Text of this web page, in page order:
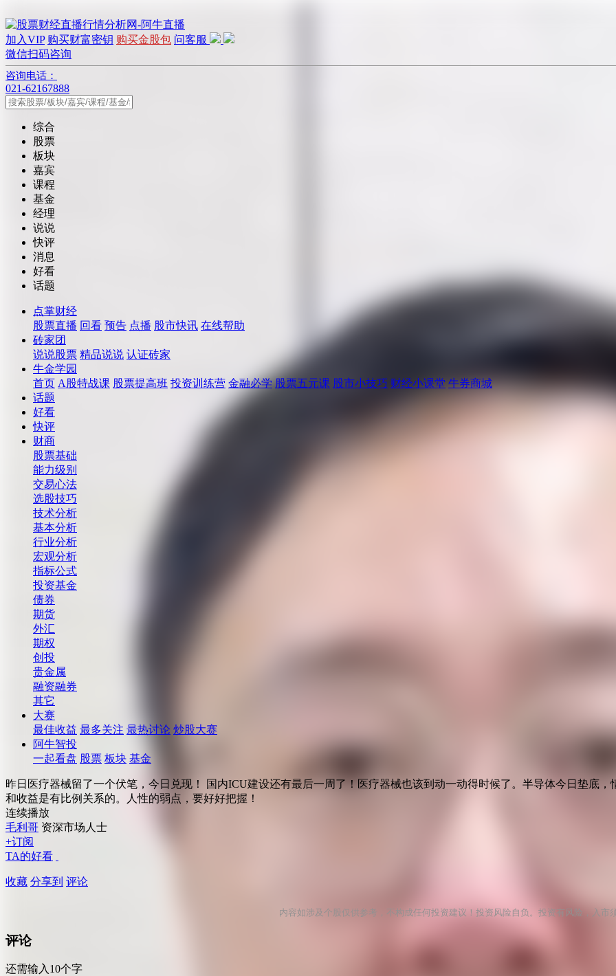
加入VIP 购买财富密钥 购买金股包 问客服
微信扫码咨询
咨询电话：
021-62167888
综合
股票
板块
嘉宾
课程
基金
经理
说说
快评
消息
好看
话题
点掌财经
股票直播 回看 预告 点播 股市快讯 在线帮助
砖家团
说说股票 精品说说 认证砖家
牛金学园
首页 A股特战课 股票提高班 投资训练营 金融必学 股票五元课 股市小技巧 财经小课堂 牛券商城
话题
好看
快评
财商
股票基础
能力级别
交易心法
选股技巧
技术分析
基本分析
行业分析
宏观分析
指标公式
投资基金
债券
期货
外汇
期权
创投
贵金属
融资融券
其它
大赛
最佳收益 最多关注 最热讨论 炒股大赛
阿牛智投
一起看盘 股票 板块 基金
昨日医疗器械留了一个伏笔，今日兑现！ 国内ICU建设还有最后一周了！医疗器械也该到动一动得时候了。半导体今日垫底
和收益是有比例关系的。人性的弱点，要好好把握！
连续播放
毛利哥 资深市场人士
+订阅
TA的好看
收藏 分享到 评论
内容如涉及个股仅供参考，不构成任何投资建议！投资风险自负。投资有风险，入市
评论
还需输入10个字